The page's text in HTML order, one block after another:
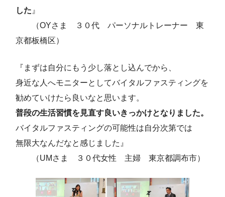
した 』
（OYさま ３０代 パーソナルトレーナー 東
京都板橋区）
『まずは自分にもう少し落とし込んでから、
身近な人へモニターとしてバイタルファスティングを
勧めていけたら良いなと思います。
普段の生活習慣を見直す良いきっかけとなりました。
バイタルファスティングの可能性は自分次第では
無限大なんだなと感じました』
（UMさま ３０代女性 主婦 東京都調布市）